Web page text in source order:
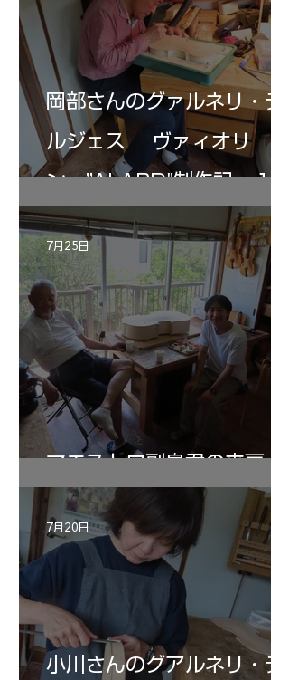
岡部さんのグァルネリ・デ
ルジェス ヴァィオリ
ン ”ALARD"制作記 １2
マエストロ副島君の来房
7月25日
小川さんのグアルネリ・デ
7月20日